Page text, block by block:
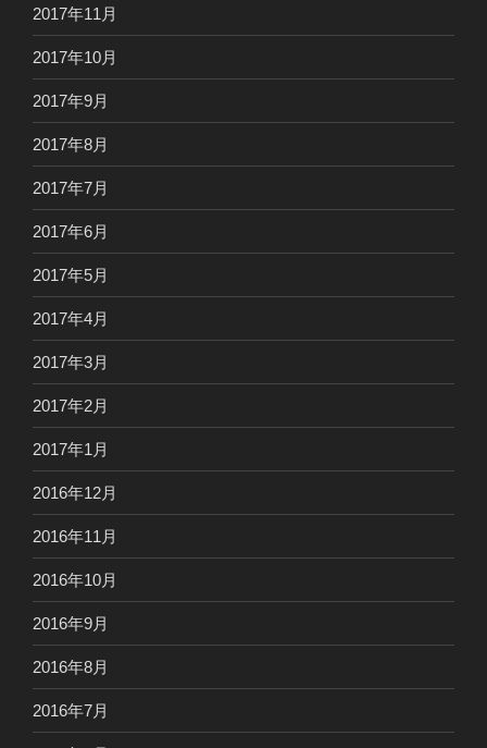
2017年11月
2017年10月
2017年9月
2017年8月
2017年7月
2017年6月
2017年5月
2017年4月
2017年3月
2017年2月
2017年1月
2016年12月
2016年11月
2016年10月
2016年9月
2016年8月
2016年7月